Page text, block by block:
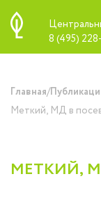
8 (495)
Главная/
Меткий, МД в
МЕТКИЙ,